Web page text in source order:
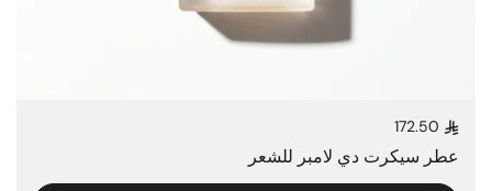
السعر العادي
عطر سيكرت دي لامبر للشعر